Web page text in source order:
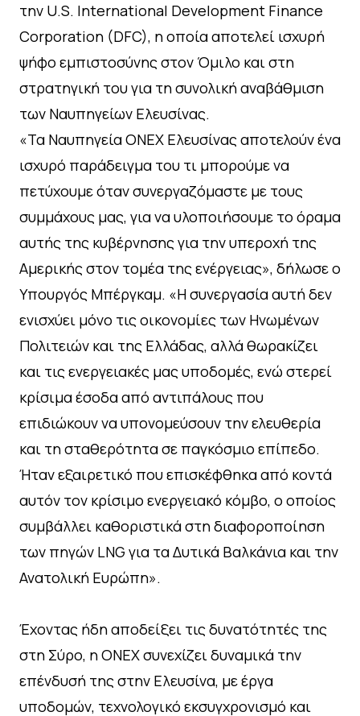
την U.S. International Development Finance
Corporation (DFC), η οποία αποτελεί ισχυρή
ψήφο εμπιστοσύνης στον Όμιλο και στη
στρατηγική του για τη συνολική αναβάθμιση
των Ναυπηγείων Ελευσίνας.
«Τα Ναυπηγεία ONEX Ελευσίνας αποτελούν ένα
ισχυρό παράδειγμα του τι μπορούμε να
πετύχουμε όταν συνεργαζόμαστε με τους
συμμάχους μας, για να υλοποιήσουμε το όραμα
αυτής της κυβέρνησης για την υπεροχή της
Αμερικής στον τομέα της ενέργειας», δήλωσε ο
Υπουργός Μπέργκαμ. «Η συνεργασία αυτή δεν
ενισχύει μόνο τις οικονομίες των Ηνωμένων
Πολιτειών και της Ελλάδας, αλλά θωρακίζει
και τις ενεργειακές μας υποδομές, ενώ στερεί
κρίσιμα έσοδα από αντιπάλους που
επιδιώκουν να υπονομεύσουν την ελευθερία
και τη σταθερότητα σε παγκόσμιο επίπεδο.
Ήταν εξαιρετικό που επισκέφθηκα από κοντά
αυτόν τον κρίσιμο ενεργειακό κόμβο, ο οποίος
συμβάλλει καθοριστικά στη διαφοροποίηση
των πηγών LNG για τα Δυτικά Βαλκάνια και την
Ανατολική Ευρώπη».
Έχοντας ήδη αποδείξει τις δυνατότητές της
στη Σύρο, η ΟΝΕΧ συνεχίζει δυναμικά την
επένδυσή της στην Ελευσίνα, με έργα
υποδομών, τεχνολογικό εκσυγχρονισμό και